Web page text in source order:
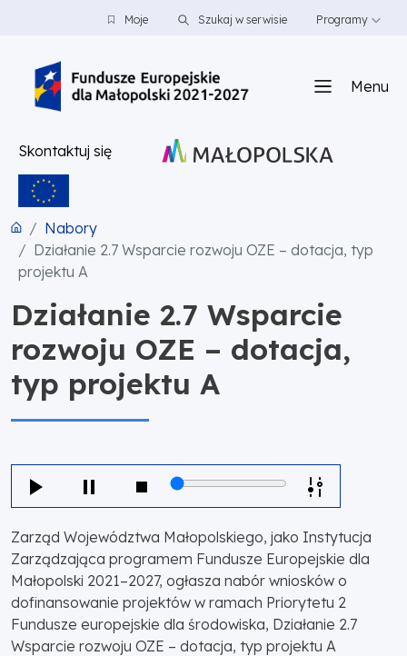
PRZEJDŹ DO TREŚCI
PRZEJDŹ DO MENUMoje Szukaj w serwisie Programy
Menu
Skontaktuj się
Nabory
Działanie 2.7 Wsparcie rozwoju OZE – dotacja, typ
projektu A
Działanie 2.7 Wsparcie
rozwoju OZE – dotacja,
typ projektu A
Zarząd Województwa Małopolskiego, jako Instytucja
Zarządzająca programem Fundusze Europejskie dla
Małopolski 2021–2027, ogłasza nabór wniosków o
dofinansowanie projektów w ramach Priorytetu 2
Fundusze europejskie dla środowiska, Działanie 2.7
Wsparcie rozwoju OZE – dotacja, typ projektu A